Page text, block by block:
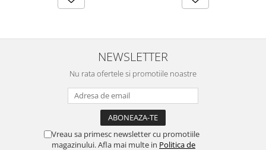
NEWSLETTER
Nu rata ofertele si promotiile noastre
Vreau sa primesc newsletter cu promotiile
magazinului. Afla mai multe in Politica de